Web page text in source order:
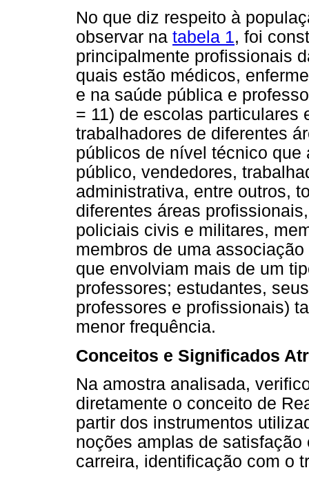
No que diz respeito à
observar na tabela 1, foi
principalmente profissionais
quais estão médicos,
e na saúde pública e
= 11) de escolas particulares
trabalhadores de diferentes
públicos de nível técnico que
público, vendedores,
administrativa, entre outros,
diferentes áreas
policiais civis e militares,
membros de uma
que envolviam mais de um
professores; estudantes,
professores e profissionais)
menor frequência.
Conceitos e Significados
Na amostra analisada,
diretamente o conceito de
partir dos instrumentos
noções amplas de
carreira, identificação com o